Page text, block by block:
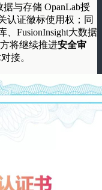
与存储 OpanLab授
认证徽标使用权；同
、FusionInsight大数据
将继续推进安全审
接。